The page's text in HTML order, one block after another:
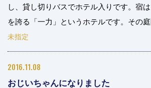
し、貸し切りバスでホテル入りです。宿
を誇る「一力」というホテルです。その
未指定
2016.11.08
おじいちゃんになりました